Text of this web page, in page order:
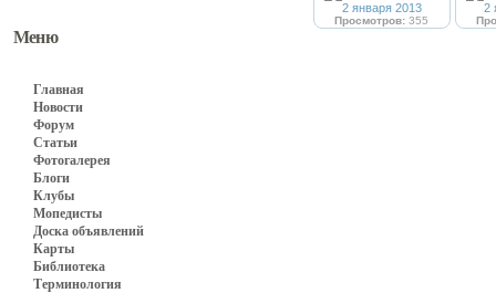
Меню
Главная
Новости
Форум
Статьи
Фотогалерея
Блоги
Клубы
Мопедисты
Доска объявлений
Карты
Библиотека
Терминология
2 января 2013
Просмотров: 355
2